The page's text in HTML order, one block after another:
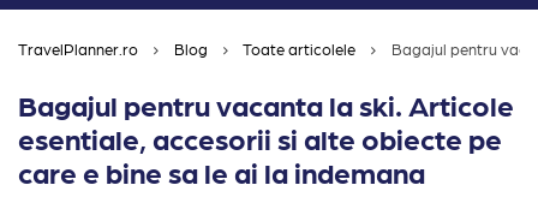
content
TravelPlanner.ro Blog Toate articolele Bagajul pentru
Bagajul pentru vacanta la ski. Articole
esentiale, accesorii si alte obiecte pe
care e bine sa le ai la indemana